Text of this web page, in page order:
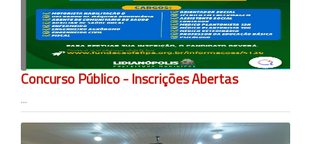
Concurso Público - Inscrições Abertas
...